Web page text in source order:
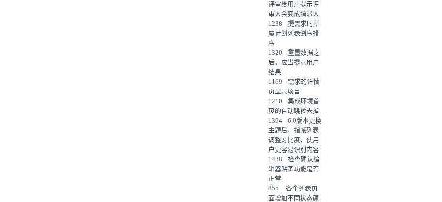
评审给用户提示评
审人会变成指派人
1238 提需求时所
属计划列表倒序排
序
1320 重置数据之
后，应当提示用户
结果
1169 需求的详情
页显示项目
1210 集成环境首
页的自动跳转去掉
1394 6.0版本更换
主题后，指派列表
调整对比度，使用
户更容易识别内容
1438 检查确认编
辑器贴图功能是否
正常
855 各个列表页
面增加不同状态颜